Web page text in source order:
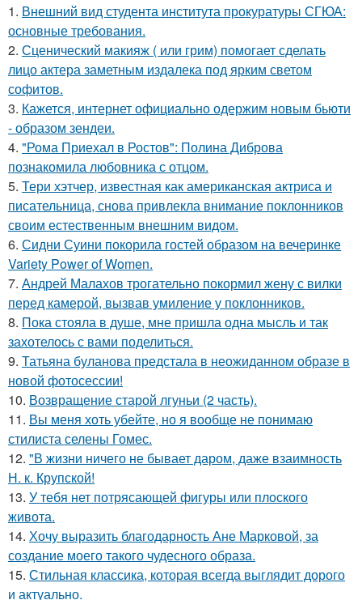
1. Внешний вид студента института прокуратуры СГЮА:
основные требования.
2. Сценический макияж ( или грим) помогает сделать
лицо актера заметным издалека под ярким светом
софитов.
3. Кажется, интернет официально одержим новым бьюти
- образом зендеи.
4. "Рома Приехал в Ростов": Полина Диброва
познакомила любовника с отцом.
5. Тери хэтчер, известная как американская актриса и
писательница, снова привлекла внимание поклонников
своим естественным внешним видом.
6. Сидни Суини покорила гостей образом на вечеринке
Variety Power of Women.
7. Андрей Малахов трогательно покормил жену с вилки
перед камерой, вызвав умиление у поклонников.
8. Пока стояла в душе, мне пришла одна мысль и так
захотелось с вами поделиться.
9. Татьяна буланова предстала в неожиданном образе в
новой фотосессии!
10. Возвращение старой лгуньи (2 часть).
11. Вы меня хоть убейте, но я вообще не понимаю
стилиста селены Гомес.
12. "В жизни ничего не бывает даром, даже взаимность
Н. к. Крупской!
13. У тебя нет потрясающей фигуры или плоского
живота.
14. Хочу выразить благодарность Ане Марковой, за
создание моего такого чудесного образа.
15. Стильная классика, которая всегда выглядит дорого
и актуально.